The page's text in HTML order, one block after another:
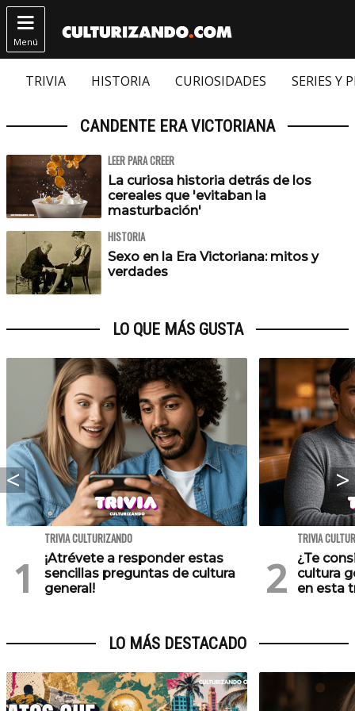

Menú
TRIVIA HISTORIA CURIOSIDADES SERIES Y
CANDENTE ERA VICTORIANA
LEER PARA CREER
La curiosa historia detrás de los
cereales que 'evitaban la
masturbación'
HISTORIA
Sexo en la Era Victoriana: mitos y
verdades
LO QUE MÁS GUSTA
TRIVIA CULTURIZANDO
¡Atrévete a responder estas
sencillas preguntas de cultura
general!
TRIVIA
¿Te
cultura
en esta
LO MÁS DESTACADO